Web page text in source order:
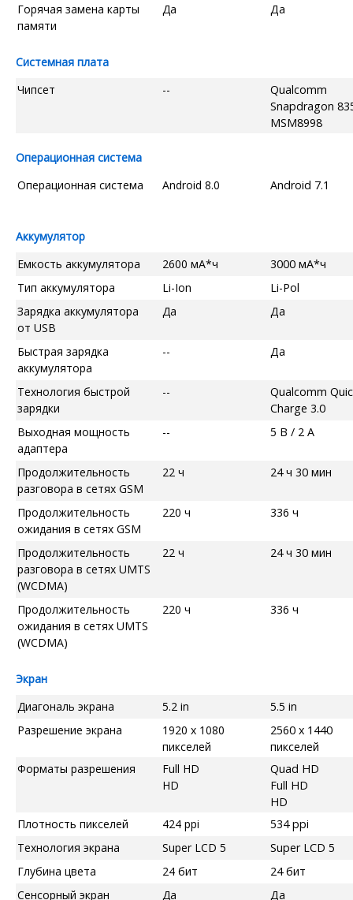
Горячая замена карты
памяти
Да Да
Системная плата
Чипсет
--
Qualcomm
Snapdragon
MSM8998
Операционная система
Операционная система
Android 8.0 Android 7.1
Аккумулятор
Емкость аккумулятора
2600 мА*ч
3000 мА*ч
Тип аккумулятора
Li-Ion
Li-Pol
Зарядка аккумулятора
от USB
Да Да
Быстрая зарядка
аккумулятора
-- Да
Технология быстрой
зарядки
--
Qualcomm
Charge 3.0
Выходная мощность
адаптера
-- 5 В / 2 А
Продолжительность
разговора в сетях GSM
22 ч 24 ч 30 мин
Продолжительность
ожидания в сетях GSM
220 ч 336 ч
Продолжительность
разговора в сетях UMTS
(WCDMA)
22 ч 24 ч 30 мин
Продолжительность
ожидания в сетях UMTS
(WCDMA)
220 ч 336 ч
Экран
Диагональ экрана
5.2 in
5.5 in
Разрешение экрана
1920 x 1080
пикселей
2560 x 1440
пикселей
Форматы разрешения
Full HD
HD
Quad HD
Full HD
HD
Плотность пикселей
424 ppi
534 ppi
Технология экрана
Super LCD 5
Super LCD 5
Глубина цвета
24 бит
24 бит
Сенсорный экран
Да Да